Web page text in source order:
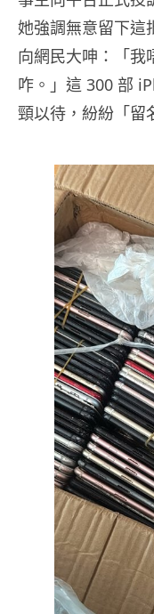
她強調無意留下這
向網民大呻：「我
咋。」這 300 部
頸以待，紛紛「留